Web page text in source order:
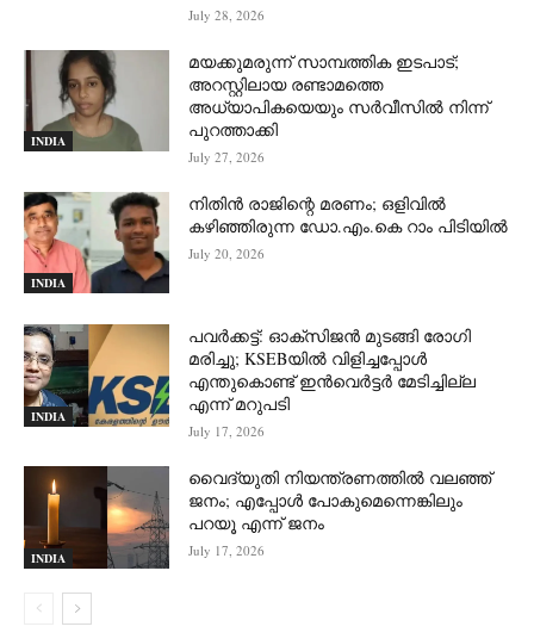
July 28, 2026
INDIA
മയക്കുമരുന്ന് സാമ്പത്തിക ഇടപാട്;
അറസ്റ്റിലായ രണ്ടാമത്തെ
അധ്യാപികയെയും സർവീസിൽ നിന്ന്
പുറത്താക്കി
July 27, 2026
INDIA
നിതിൻ രാജിന്റെ മരണം; ഒളിവിൽ
കഴിഞ്ഞിരുന്ന ഡോ.എം.കെ റാം പിടിയിൽ
July 20, 2026
INDIA
പവർക്കട്ട്: ഓക്‌സിജൻ മുടങ്ങി രോഗി
മരിച്ചു; KSEBയിൽ വിളിച്ചപ്പോൾ
എന്തുകൊണ്ട് ഇൻവെർട്ടർ മേടിച്ചില്ല
എന്ന് മറുപടി
July 17, 2026
INDIA
വൈദ്യുതി നിയന്ത്രണത്തിൽ വലഞ്ഞ്
ജനം; എപ്പോൾ പോകുമെന്നെങ്കിലും
പറയൂ എന്ന് ജനം
July 17, 2026